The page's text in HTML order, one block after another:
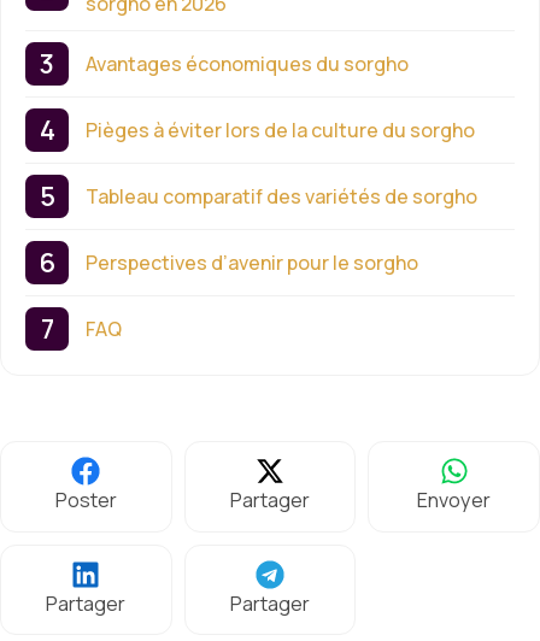
Avantages économiques du sorgho
Pièges à éviter lors de la culture du sorgho
Tableau comparatif des variétés de sorgho
Perspectives d’avenir pour le sorgho
FAQ
Poster Partager Envoyer
Partager Partager